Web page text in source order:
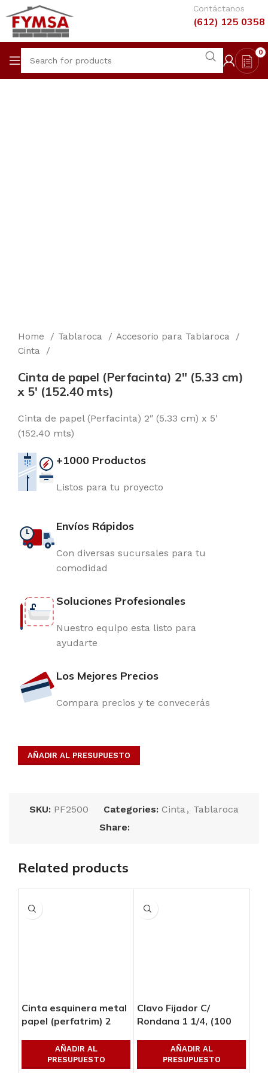
Contáctanos
(612) 125 0358
0
Home Tablaroca
Accesorio para Tablaroca
Cinta
Cinta de papel (Perfacinta) 2″ (5.33 cm)
x 5′ (152.40 mts)
Cinta de papel (Perfacinta) 2″ (5.33 cm) x 5′
(152.40 mts)
+1000 Productos
Listos para tu proyecto
Envíos Rápidos
Con diversas sucursales para tu
comodidad
Soluciones Profesionales
Nuestro equipo esta listo para
ayudarte
Los Mejores Precios
Compara precios y te convecerás
AÑADIR AL PRESUPUESTO
SKU: PF2500 Categories: Cinta, Tablaroca
Share:
Related products
Cinta esquinera metal
papel (perfatrim) 2
(30.80 mts)AÑADIR AL
PRESUPUESTO
Clavo Fijador C/
Rondana 1 1/4, (100
AÑADIR AL
PRESUPUESTO